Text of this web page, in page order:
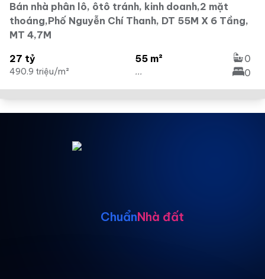
Bán nhà phân lô, ôtô tránh, kinh doanh,2 mặt
thoáng,Phố Nguyễn Chí Thanh, DT 55M X 6 Tầng,
MT 4,7M
27 tỷ
490.9 triệu/m²
55 m²
...
0
0
ChuẩnNhà đất